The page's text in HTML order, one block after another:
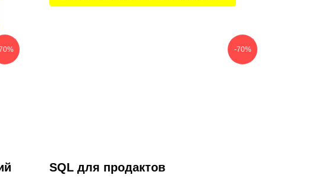
-70%
SQL для продактов